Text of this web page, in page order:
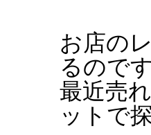
お店の
るので
最近売
ットで